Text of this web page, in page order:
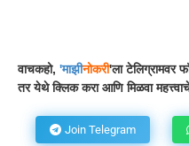
वाचकहो, 'माझीनोकरी'ला
तर येथे क्लिक करा आणि मिळवा
Join Telegram